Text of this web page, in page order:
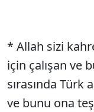
* Allah sizi
için çalışan ve
sırasında
ve bunu ona